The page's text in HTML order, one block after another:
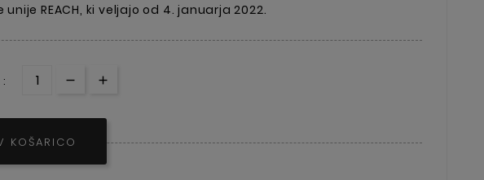
unije REACH, ki veljajo od 4. januarja 2022.
KOŠARICO